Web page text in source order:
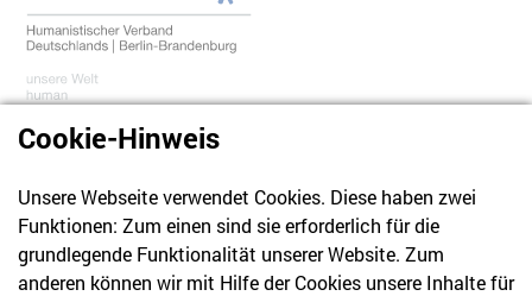
030 61 39 04 10
info@hvd-bb.de
Cookie-Hinweis
Unsere Webseite verwendet Cookies. Diese haben zwei
Funktionen: Zum einen sind sie erforderlich für die
grundlegende Funktionalität unserer Website. Zum
anderen können wir mit Hilfe der Cookies unsere Inhalte für